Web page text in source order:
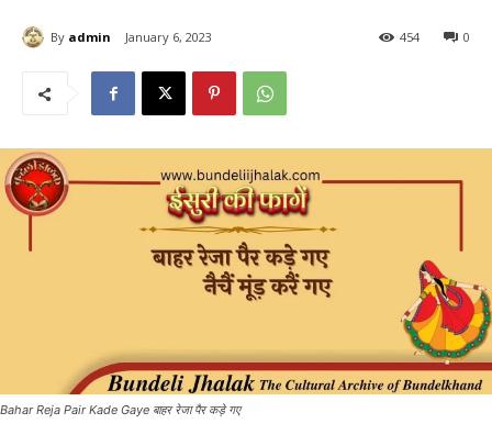
By admin January 6, 2023 0
454
Bahar Reja Pair Kade Gaye बाहर रेजा पैर कड़े गए